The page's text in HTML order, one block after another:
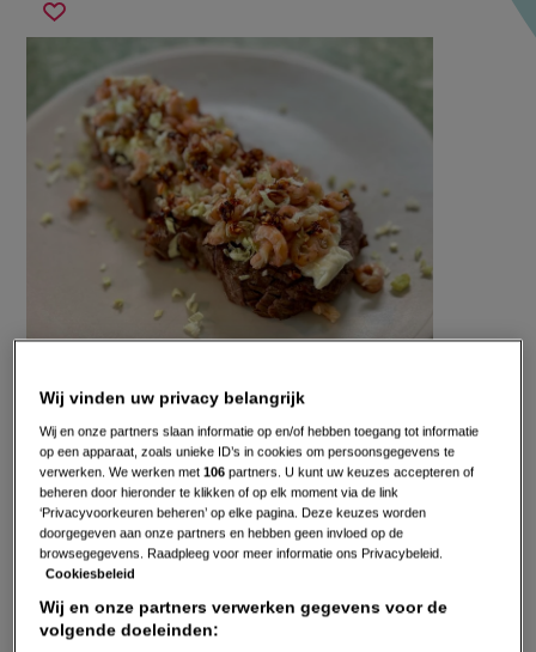
Sla
op
wadden
surf
turf
met
verse
knoflook-
aioli
Gepubliceerd op:
02-10-24
Bewerkt op: 03-10-2024
Wij vinden uw privacy belangrijk
Wij en onze partners slaan informatie op en/of hebben toegang tot informatie
op een apparaat, zoals unieke ID’s in cookies om persoonsgegevens te
verwerken. We werken met106 partners. U kunt uw keuzes accepteren of
beheren door hieronder te klikken of op elk moment via de link
‘Privacyvoorkeuren beheren’ op elke pagina. Deze keuzes worden
doorgegeven aan onze partners en hebben geen invloed op de
browsegegevens. Raadpleeg voor meer informatie ons Privacybeleid.
Cookiesbeleid
Wij en onze partners verwerken gegevens voor de
volgende doeleinden: